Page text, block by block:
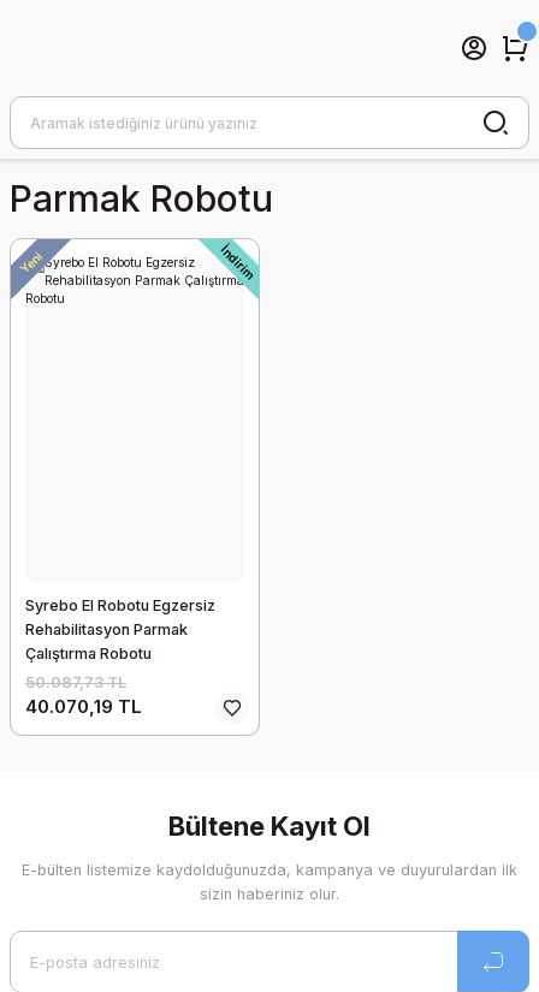
Parmak Robotu
Yeni İndirim
Syrebo El Robotu Egzersiz
Rehabilitasyon Parmak
Çalıştırma Robotu
50.087,73 TL
40.070,19 TL
Bültene Kayıt Ol
E-bülten listemize kaydolduğunuzda, kampanya ve duyurulardan ilk
sizin haberiniz olur.